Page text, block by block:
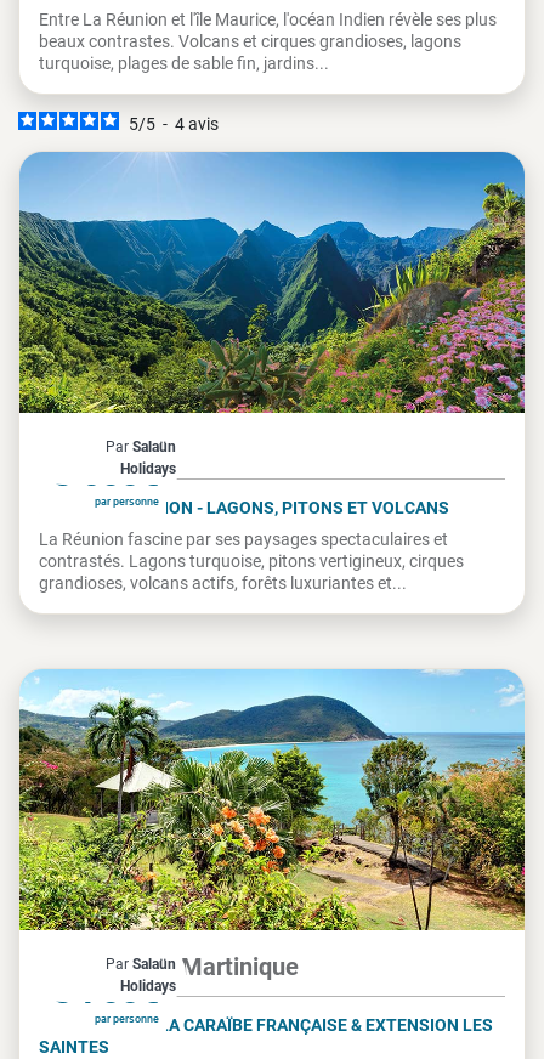
Entre La Réunion et l'île Maurice, l'océan Indien révèle ses plus
beaux contrastes. Volcans et cirques grandioses, lagons
turquoise, plages de sable fin, jardins...
5/5 - 4avis
À partir de
3 655€
par personne
Par Salaün
Holidays
La Réunion
FÉERIQUE RÉUNION - LAGONS, PITONS ET VOLCANS
La Réunion fascine par ses paysages spectaculaires et
contrastés. Lagons turquoise, pitons vertigineux, cirques
grandioses, volcans actifs, forêts luxuriantes et...
À partir de
3 755€
par personne
Par Salaün
Holidays
Guadeloupe, Martinique
LES ANTILLES, LA CARAÏBE FRANÇAISE & EXTENSION LES
SAINTES